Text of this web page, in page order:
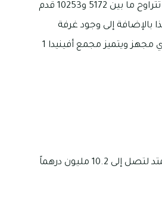
يوجد بمجمع أفينيدا 1 مجموعة من الفلل ذات المساحات المتنوعة فيهما بينها وهى تتراوح ما بين 5172 و10253 قدم
إلى وجود غرفة
معيشة شاسعة المساحة وبركة للسباحة وأماكن مخصصة للشواء ومطبخ عصري مجهز ويتميز مجمع أفينيدا 1
يمكنك تملك فيلا مكونة من 5 غرف في أفينيدا 1 بأسعار تبدأ من 7.8 مليون درهم وتمتد لتصل إلى 10.2 مليون درهماً